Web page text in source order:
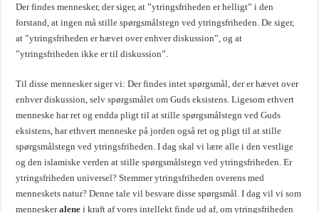
Der findes mennesker, der siger, at ”ytringsfriheden er helligt” i den
forstand, at ingen må stille spørgsmålstegn ved ytringsfriheden. De siger,
at ”ytringsfriheden er hævet over enhver diskussion”, og at
”ytringsfriheden ikke er til diskussion”.
Til disse mennesker siger vi: Der findes intet spørgsmål, der er hævet over
enhver diskussion, selv spørgsmålet om Guds eksistens. Ligesom ethvert
menneske har ret og endda pligt til at stille spørgsmålstegn ved Guds
eksistens, har ethvert menneske på jorden også ret og pligt til at stille
spørgsmålstegn ved ytringsfriheden. I dag skal vi lære alle i den vestlige
og den islamiske verden at stille spørgsmålstegn ved ytringsfriheden. Er
ytringsfriheden universel? Stemmer ytringsfriheden overens med
menneskets natur? Denne tale vil besvare disse spørgsmål. I dag vil vi som
menneskeralenei kraft af vores intellekt finde ud af, om ytringsfriheden